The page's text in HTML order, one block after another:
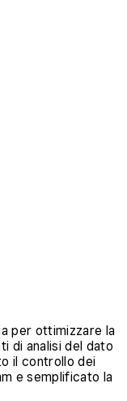
per ottimizzare la
di analisi del dato
il controllo dei
e semplificato la